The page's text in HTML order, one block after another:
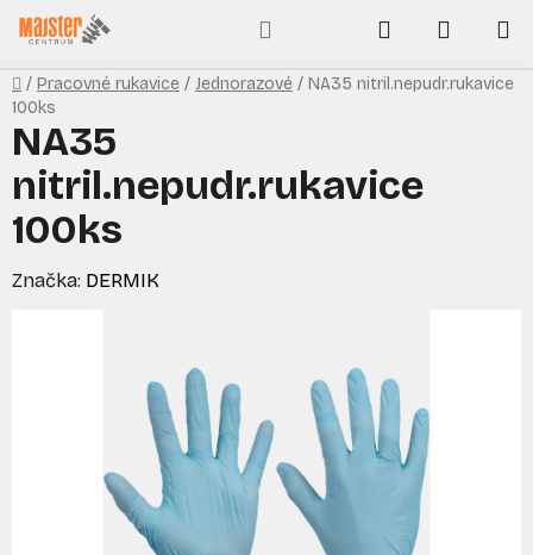
Prejsť
na
obsah
Hľadať
KOŠÍK
Domov
/ Pracovné rukavice / Jednorazové / NA35 nitril.nepudr.rukavice
100ks
NA35
nitril.nepudr.rukavice
100ks
Značka: DERMIK